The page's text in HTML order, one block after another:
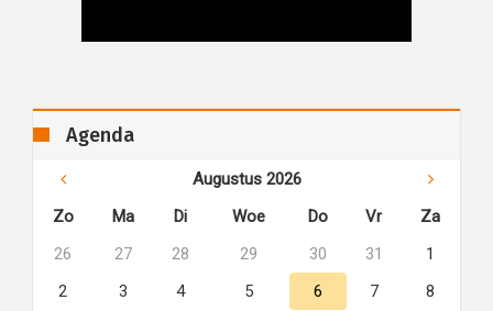
Agenda
Augustus 2026
Zo
Ma Di Woe Do Vr
Za
26
27 28 29 30 31
1
2
3 4 5 6 7
8